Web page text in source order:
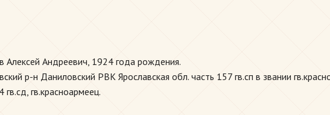
Алексей Андреевич, 1924 года рождения.
р-н Даниловский РВК Ярославская обл. часть 157 гв.сп в звании
гв.красноармеец.